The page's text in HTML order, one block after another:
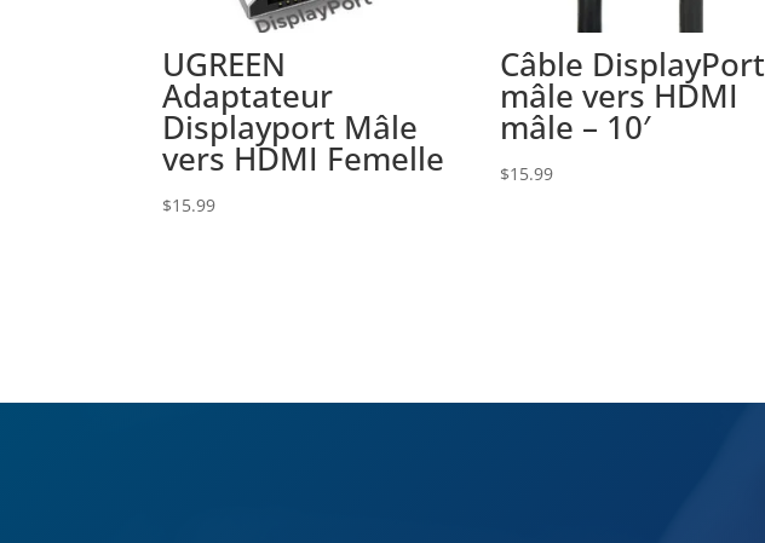
UGREEN
Adaptateur
Displayport Mâle
vers HDMI Femelle
$15.99
Câble DisplayPort
mâle vers HDMI
mâle – 10′
$15.99